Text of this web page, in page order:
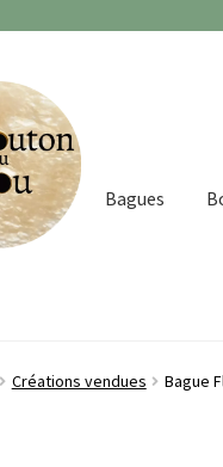
Bagues
Créations vendues Bague